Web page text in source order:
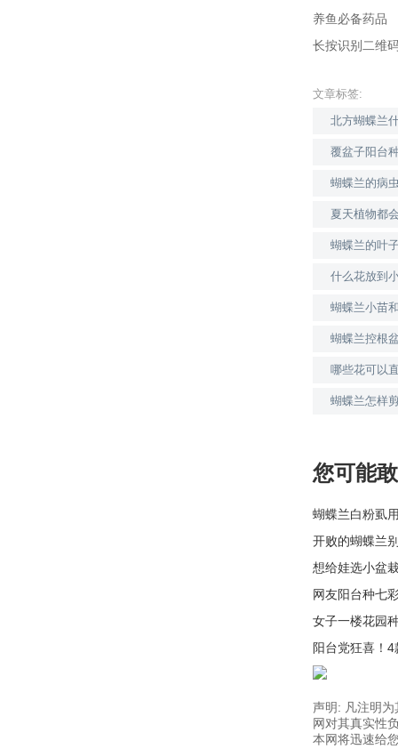
养鱼必备药品
长按识别二维
文章标签:
北方蝴蝶兰
覆盆子阳台
蝴蝶兰的病
夏天植物都
蝴蝶兰的叶
什么花放到
蝴蝶兰小苗
蝴蝶兰控根
哪些花可以
蝴蝶兰怎样
您可能
蝴蝶兰白粉虱
开败的蝴蝶兰
想给娃选小盆
网友阳台种七
女子一楼花园
阳台党狂喜！
声明: 凡注明
网对其真实性
本网将迅速给